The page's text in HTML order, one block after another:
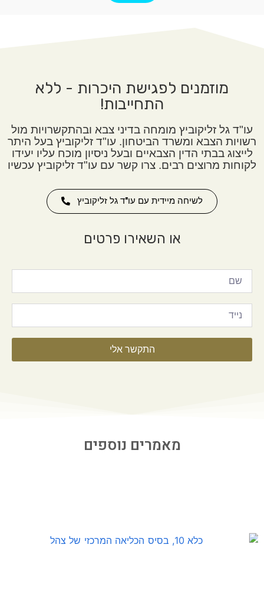
מוזמנים לפגישת היכרות - ללא
התחייבות!
עו"ד גל זליקוביץ מומחה בדיני צבא ובהתקשרויות מול
רשויות הצבא ומשרד הביטחון. עו"ד זליקוביץ בעל היתר
לייצוג בבתי הדין הצבאיים ובעל ניסיון מוכח עליו יעידו
לקוחות מרוצים רבים. צרו קשר עם עו"ד זליקוביץ עכשיו
לשיחה מיידית עם עו"ד גל זליקוביץ
או השאירו פרטים
התקשר אלי
מאמרים נוספים